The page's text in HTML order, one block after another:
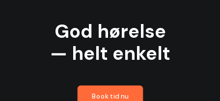
God hørelse
— helt enkelt
Book tid nu